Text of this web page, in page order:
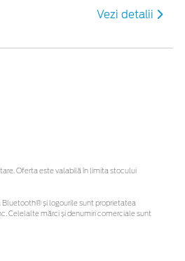
Vezi detalii
Oferta este valabilă în limita stocului
Bluetooth® și logourile sunt proprietatea
Celelalte mărci și denumiri comerciale sunt